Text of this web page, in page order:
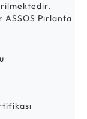
Pırlanta